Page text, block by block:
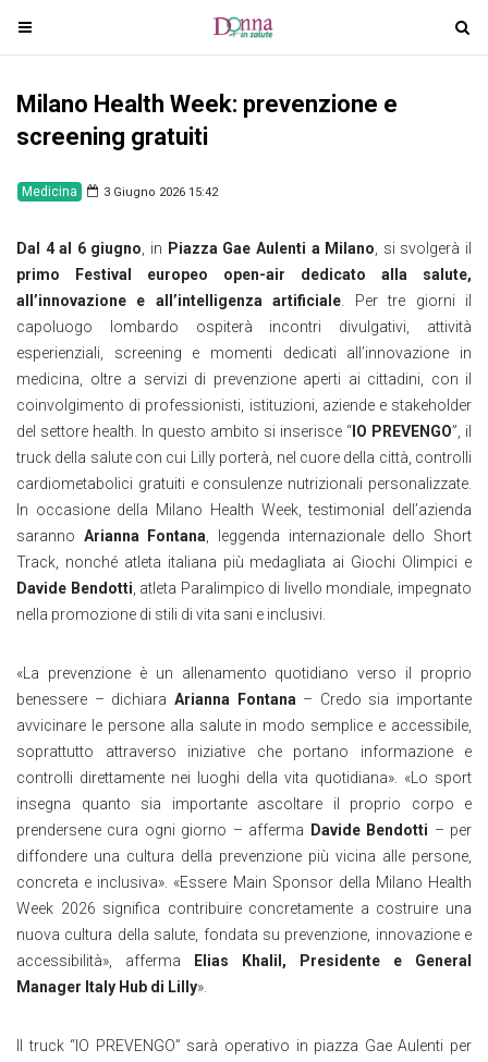
T
o
g
l
n
g
T
o
Milano Health Week: prevenzione e
screening gratuiti
Medicina 3 Giugno 2026 15:42
Dal 4 al 6 giugno , in Piazza Gae Aulenti a Milano , si svolgerà il
primo Festival europeo open-air dedicato alla salute,
all’innovazione e all’intelligenza artificiale . Per tre giorni il
capoluogo lombardo ospiterà incontri divulgativi, attività
esperienziali, screening e momenti dedicati all’innovazione in
medicina, oltre a servizi di prevenzione aperti ai cittadini, con il
coinvolgimento di professionisti, istituzioni, aziende e stakeholder
del settore health. In questo ambito si inserisce “ IO PREVENGO”, il
truck della salute con cui Lilly porterà, nel cuore della città, controlli
cardiometabolici gratuiti e consulenze nutrizionali personalizzate.
In occasione della Milano Health Week, testimonial dell’azienda
saranno Arianna Fontana , leggenda internazionale dello Short
Track, nonché atleta italiana più medagliata ai Giochi Olimpici e
Davide Bendotti , atleta Paralimpico di livello mondiale, impegnato
nella promozione di stili di vita sani e inclusivi.
«La prevenzione è un allenamento quotidiano verso il proprio
benessere – dichiara Arianna Fontana – Credo sia importante
avvicinare le persone alla salute in modo semplice e accessibile,
soprattutto attraverso iniziative che portano informazione e
controlli direttamente nei luoghi della vita quotidiana». «Lo sport
insegna quanto sia importante ascoltare il proprio corpo e
prendersene cura ogni giorno – afferma
Davide Bendotti – per
diffondere una cultura della prevenzione più vicina alle persone,
concreta e inclusiva». «Essere Main Sponsor della Milano Health
Week 2026 significa contribuire concretamente a costruire una
nuova cultura della salute, fondata su prevenzione, innovazione e
accessibilità», afferma Elias Khalil, Presidente e General
Manager Italy Hub di Lilly».
Il truck “IO PREVENGO” sarà operativo in piazza Gae Aulenti per